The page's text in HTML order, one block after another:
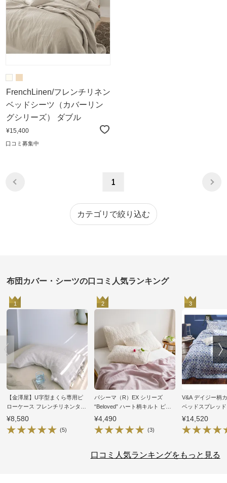
FrenchLinen/フレンチリネン
ベッドシーツ（カバーリン
グシリーズ） ダブル
¥15,400
口コミ募集中
1
カテゴリで絞り込む
布団カバー・シーツの口コミ人気ランキング
1
【金澤屋】U字型まくら専用ピ
ローケース フレンチリネンタイ
プ
¥8,580
(5)
2
パシーマ（R）EX シリーズ
“Beloved” ハート柄キルト ピ
ローケース
¥4,490
(3)
3
V&A デイジー柄
ベッドスプレッド
¥14,520
口コミ人気ランキングをもっと見る